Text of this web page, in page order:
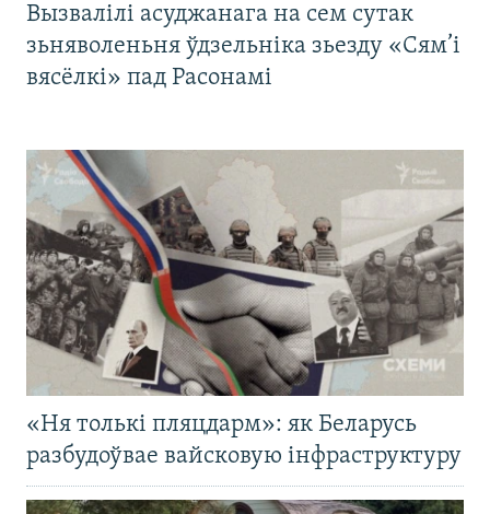
Вызвалілі асуджанага на сем сутак
зьняволеньня ўдзельніка зьезду «Сям’і
вясёлкі» пад Расонамі
«Ня толькі пляцдарм»: як Беларусь
разбудоўвае вайсковую інфраструктуру